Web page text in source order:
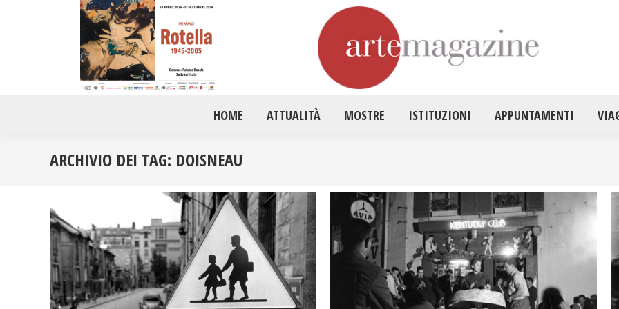
HOME ATTUALITÀ MOSTRE ISTITUZIONI APPUNTAMENTI
ARCHIVIO DEI TAG: DOISNEAU
HOME